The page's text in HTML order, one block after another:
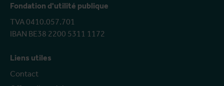
Fondation d'utilité publique
TVA 0410.057.701
IBAN BE38 2200 5311 1172
Liens utiles
Contact